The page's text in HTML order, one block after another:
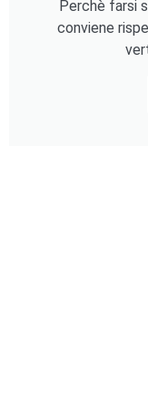
Perchè farsi
conviene